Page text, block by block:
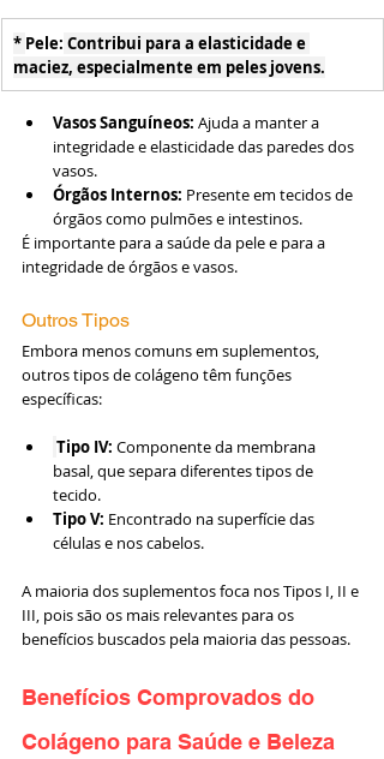
* Pele: Contribui para a elasticidade e
maciez, especialmente em peles jovens.
Vasos Sanguíneos: Ajuda a manter a
integridade e elasticidade das paredes dos
vasos.
Órgãos Internos: Presente em tecidos de
órgãos como pulmões e intestinos.
É importante para a saúde da pele e para a
integridade de órgãos e vasos.
Outros Tipos
Embora menos comuns em suplementos,
outros tipos de colágeno têm funções
específicas:
Tipo IV: Componente da membrana
basal, que separa diferentes tipos de
tecido.
Tipo V: Encontrado na superfície das
células e nos cabelos.
A maioria dos suplementos foca nos Tipos I, II e
III, pois são os mais relevantes para os
benefícios buscados pela maioria das pessoas.
Benefícios Comprovados do
Colágeno para Saúde e Beleza